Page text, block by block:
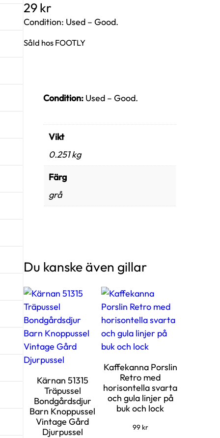
29kr
Condition: Used – Good.​
Såld hos FOOTLY
Condition: Used – Good.​
Vikt
0.251 kg
Färg
grå
Du kanske även gillar
Kärnan 51315
Träpussel
Bondgårdsdjur
Barn Knoppussel
Vintage Gård
Djurpussel
Kaffekanna Porslin
Retro med
horisontella svarta
och gula linjer på
buk och lock
99 kr